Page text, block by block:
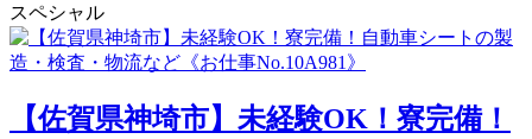
スペシャル
【佐賀県神埼市】未経験OK！寮完備！